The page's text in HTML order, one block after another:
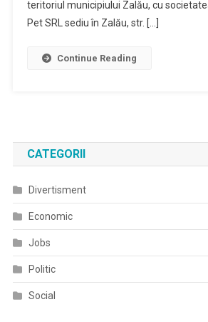
teritoriul municipiului Zalău, cu
Pet SRL sediu în Zalău, str. […]
Continue Reading
CATEGORII
Divertisment
Economic
Jobs
Politic
Social